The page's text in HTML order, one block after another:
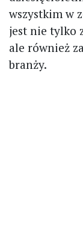
wszystkim w
jest nie tylko
ale również
branży.